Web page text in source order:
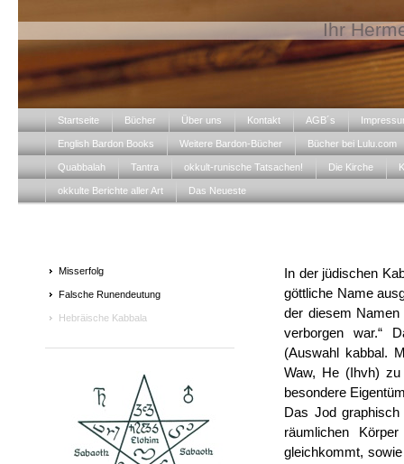
Ihr
Startseite Bücher Über uns Kontakt AGB´s
English Bardon Books Weitere Bardon-Bücher Bücher bei Lulu.com
Quabbalah Tantra okkult-runische Tatsachen! Die Kirche
okkulte Berichte aller Art Das Neueste
Misserfolg
Falsche Runendeutung
Hebräische Kabbala
In der jüdischen
göttliche Name
der diesem
verborgen war.“
(Auswahl kabbal.
Waw, He (Ihvh)
besondere
Das Jod
räumlichen
gleichkommt,